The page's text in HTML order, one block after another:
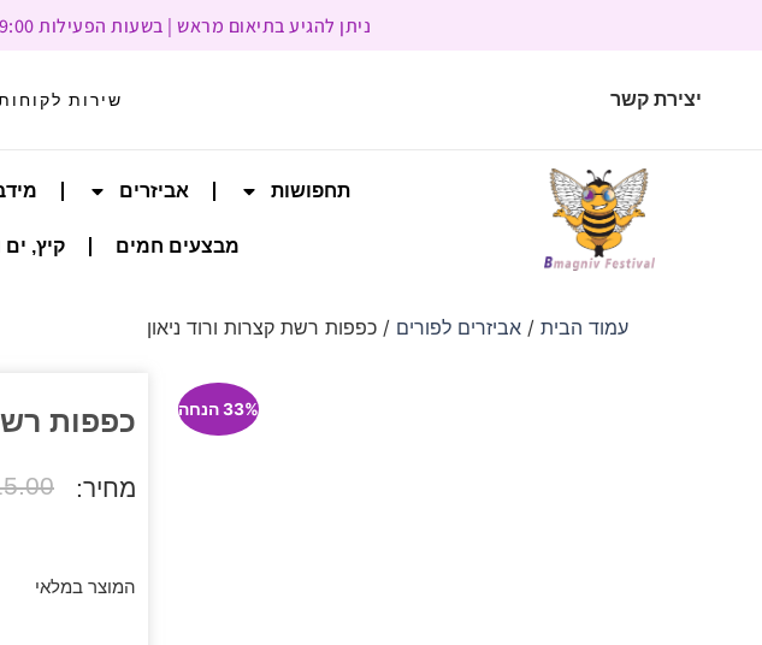
ניתן להגיע בתיאום מראש | בשעות הפעילות 9:00 עד 20:00 ניתן לרכוש במקום , מרחוב ז’בוטינסקי 93, רמת גן
יצירת קשר שירות
תחפושות אביזרים
מבצעים חמים קיץ, ים
עמוד הבית/ אביזרים לפורים / כפפות רשת קצרות ורוד ניאון
33% הנחה כפפות
מחיר:
המוצר במלאי